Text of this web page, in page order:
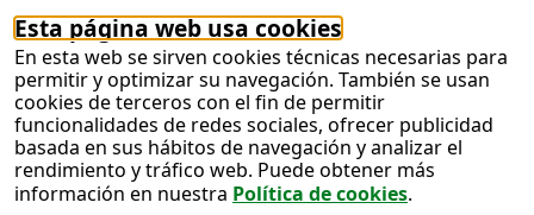
Esta página web usa cookies
En esta web se sirven cookies técnicas necesarias para
permitir y optimizar su navegación. También se usan
cookies de terceros con el fin de permitir
funcionalidades de redes sociales, ofrecer publicidad
basada en sus hábitos de navegación y analizar el
rendimiento y tráfico web. Puede obtener más
información en nuestra Política de cookies.